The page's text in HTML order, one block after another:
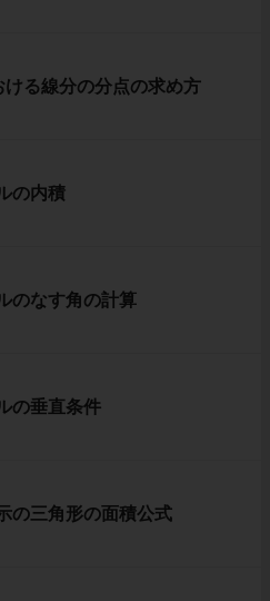
る線分の分点の求め方
の内積
のなす角の計算
の垂直条件
の三角形の面積公式